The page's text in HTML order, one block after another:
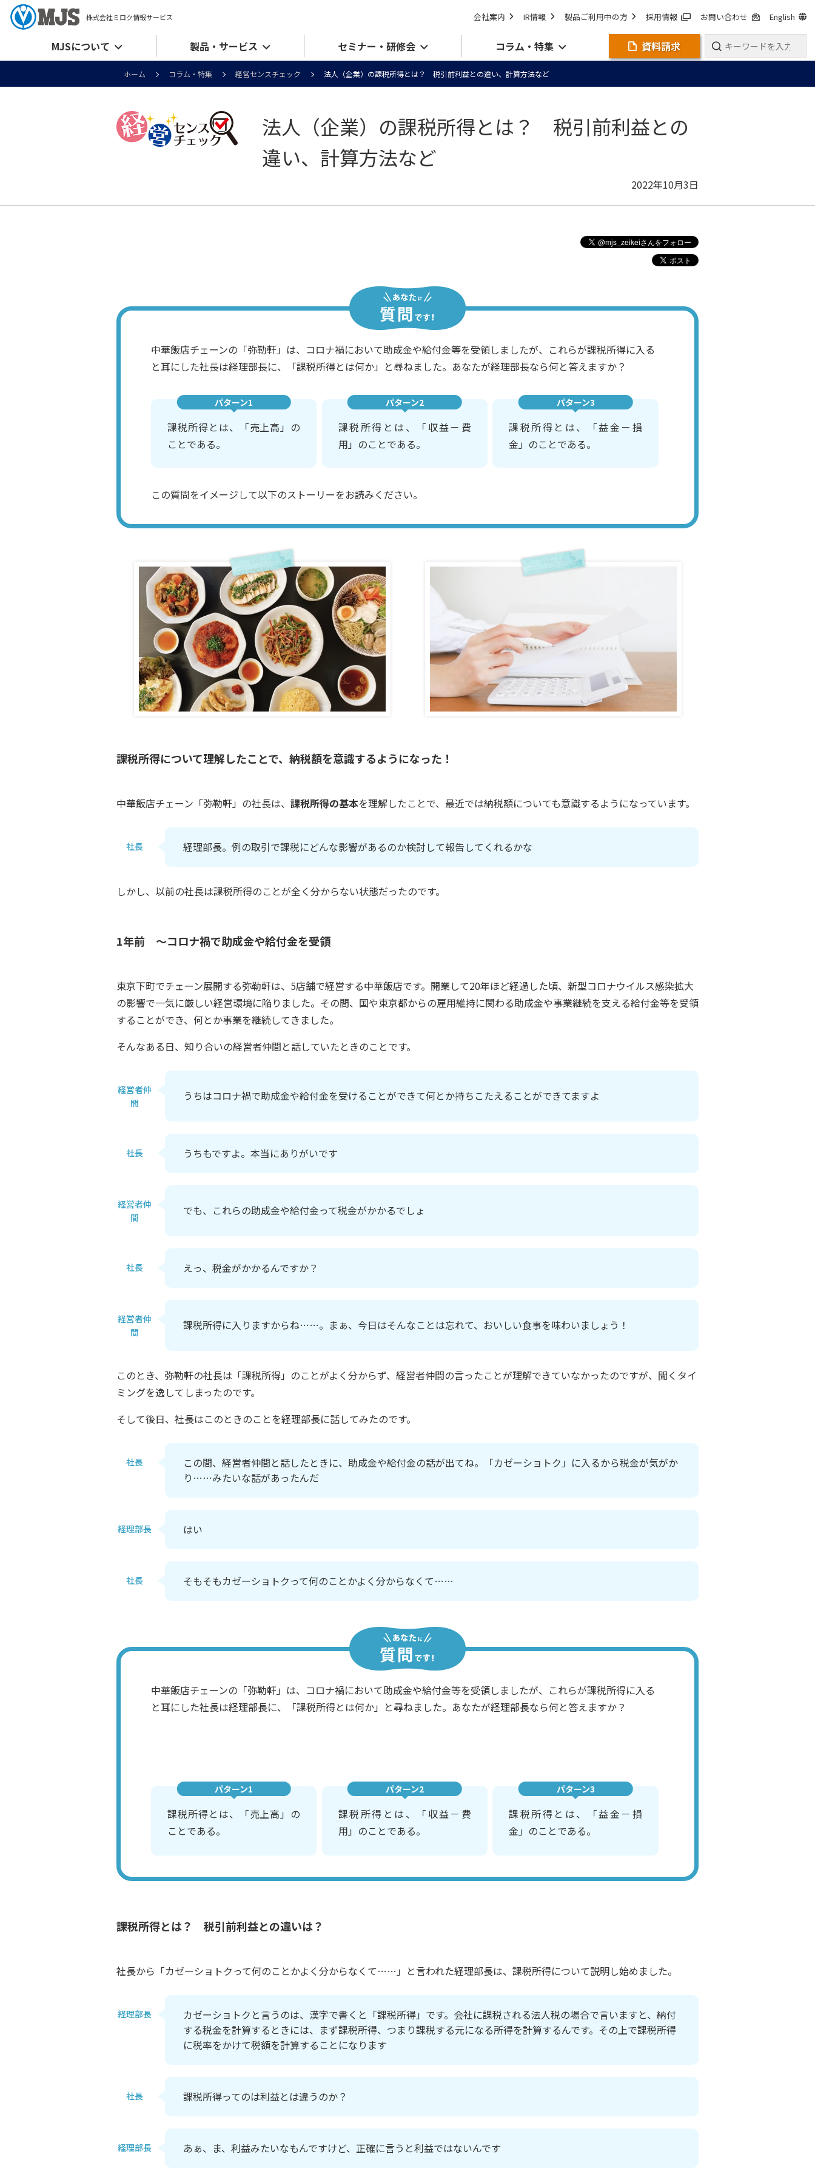
株式会社ミロク情報サービス 会社案内 IR情報 製品ご利用中の方 採用情報 お問い合わせ English
MJSについて 製品・サービス セミナー・研修会 コラム・特集 資料請求
ホーム コラム・特集 経営センスチェック 法人（企業）の課税所得とは？ 税引前利益との違い、計算方法など
法人（企業）の課税所得とは？ 税引前利益との
違い、計算方法など
2022年10月3日
中華飯店チェーンの「弥勒軒」は、コロナ禍において助成金や給付金等を受領しましたが、これらが課税所得に入る
と耳にした社長は経理部長に、「課税所得とは何か」と尋ねました。あなたが経理部長なら何と答えますか？
パターン1
課税所得とは、「売上高」の
ことである。
パターン2
課税所得とは、「収益－費
用」のことである。
パターン3
課税所得とは、「益金－損
金」のことである。
この質問をイメージして以下のストーリーをお読みください。
課税所得について理解したことで、納税額を意識するようになった！
中華飯店チェーン「弥勒軒」の社長は、 課税所得の基本を理解したことで、最近では納税額についても意識するようになっています。
社長 経理部長。例の取引で課税にどんな影響があるのか検討して報告してくれるかな
しかし、以前の社長は課税所得のことが全く分からない状態だったのです。
1年前 ～コロナ禍で助成金や給付金を受領
東京下町でチェーン展開する弥勒軒は、5店舗で経営する中華飯店です。開業して20年ほど経過した頃、新型コロナウイルス感染拡大
の影響で一気に厳しい経営環境に陥りました。その間、国や東京都からの雇用維持に関わる助成金や事業継続を支える給付金等を受領
することができ、何とか事業を継続してきました。
そんなある日、知り合いの経営者仲間と話していたときのことです。
経営者仲
間
うちはコロナ禍で助成金や給付金を受けることができて何とか持ちこたえることができてますよ
社長 うちもですよ。本当にありがいです
経営者仲
間
でも、これらの助成金や給付金って税金がかかるでしょ
社長 えっ、税金がかかるんですか？
経営者仲
間
課税所得に入りますからね……。まぁ、今日はそんなことは忘れて、おいしい食事を味わいましょう！
このとき、弥勒軒の社長は「課税所得」のことがよく分からず、経営者仲間の言ったことが理解できていなかったのですが、聞くタイ
ミングを逸してしまったのです。
そして後日、社長はこのときのことを経理部長に話してみたのです。
社長
この間、経営者仲間と話したときに、助成金や給付金の話が出てね。「カゼーショトク」に入るから税金が気がか
り……みたいな話があったんだ
経理部長 はい
社長 そもそもカゼーショトクって何のことかよく分からなくて……
中華飯店チェーンの「弥勒軒」は、コロナ禍において助成金や給付金等を受領しましたが、これらが課税所得に入る
と耳にした社長は経理部長に、「課税所得とは何か」と尋ねました。あなたが経理部長なら何と答えますか？
パターン1
課税所得とは、「売上高」の
ことである。
パターン2
課税所得とは、「収益－費
用」のことである。
パターン3
課税所得とは、「益金－損
金」のことである。
課税所得とは？ 税引前利益との違いは？
社長から「カゼーショトクって何のことかよく分からなくて……」と言われた経理部長は、課税所得について説明し始めました。
経理部長
カゼーショトクと言うのは、漢字で書くと「課税所得」です。会社に課税される法人税の場合で言いますと、納付
する税金を計算するときには、まず課税所得、つまり課税する元になる所得を計算するんです。その上で課税所得
に税率をかけて税額を計算することになります
社長 課税所得ってのは利益とは違うのか？
経理部長 あぁ、ま、利益みたいなもんですけど、正確に言うと利益ではないんです